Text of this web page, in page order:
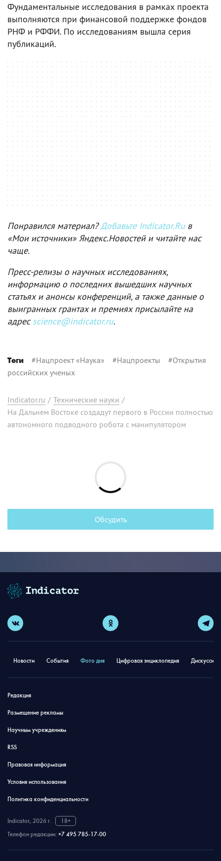
Фундаментальные исследования в рамках проекта
выполняются при финансовой поддержке фондов
РНФ и РФФИ. По исследованиям вышла серия
публикаций.
Понравился материал?Добавьте Indicator.Ruв
«Мои источники» Яндекс.Новостей и читайте нас
чаще.
Пресс-релизы о научных исследованиях,
информацию о последних вышедших научных
статьях и анонсы конференций, а также данные о
выигранных грантах и премиях присылайте на
адресscience@indicator.ru.
Теги #Нацпроект «Наука» #Нацпроекты #Открытия
российских ученых
Indicator.ru / Технические науки /
На Дальнем Востоке создадут первого в России полностью
автономного подводного робота с манипулятором
Обсудить
Новости События Фото дня Цифровая энциклопедия
Редакция
Размещение рекламы
Научным учреждениям
RSS
Правовая информация
Условия использования
Политика конфиденциальности
Indicator, 2026 г.
18+
Телефон редакции: +7 495 785-17-00